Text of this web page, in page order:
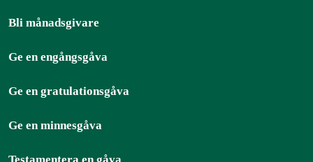
Bli månadsgivare
Ge en engångsgåva
Ge en gratulationsgåva
Ge en minnesgåva